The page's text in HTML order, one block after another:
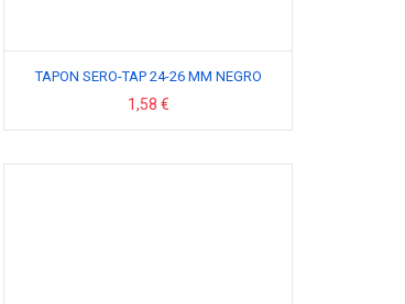
TAPON SERO-TAP 24-26 MM NEGRO
1,58 €